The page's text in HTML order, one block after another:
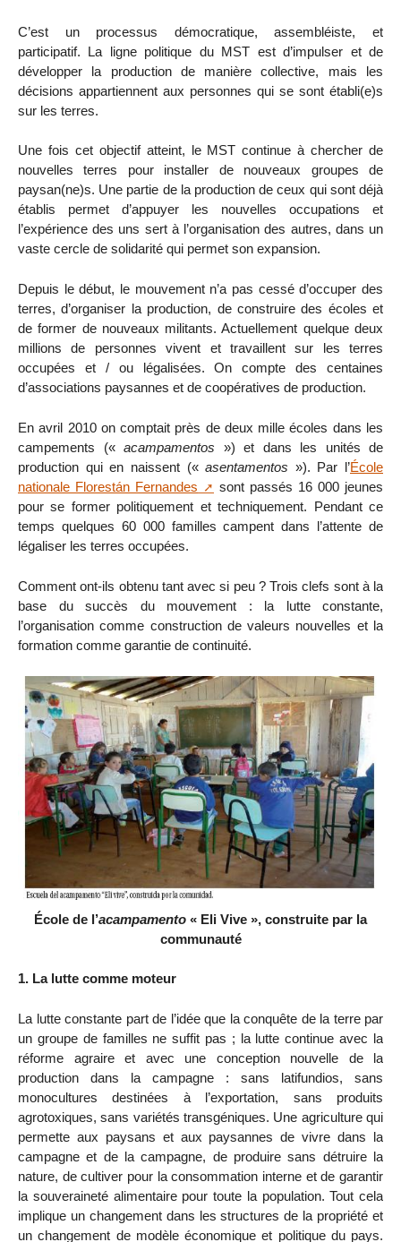
C’est un processus démocratique, assembléiste, et
participatif. La ligne politique du MST est d’impulser et de
développer la production de manière collective, mais les
décisions appartiennent aux personnes qui se sont établi(e)s
sur les terres.
Une fois cet objectif atteint, le MST continue à chercher de
nouvelles terres pour installer de nouveaux groupes de
paysan(ne)s. Une partie de la production de ceux qui sont déjà
établis permet d’appuyer les nouvelles occupations et
l’expérience des uns sert à l’organisation des autres, dans un
vaste cercle de solidarité qui permet son expansion.
Depuis le début, le mouvement n’a pas cessé d’occuper des
terres, d’organiser la production, de construire des écoles et
de former de nouveaux militants. Actuellement quelque deux
millions de personnes vivent et travaillent sur les terres
occupées et / ou légalisées. On compte des centaines
d’associations paysannes et de coopératives de production.
En avril 2010 on comptait près de deux mille écoles dans les
campements (« acampamentos ») et dans les unités de
production qui en naissent («asentamentos »). Par l’École
nationale Florestán Fernandes
sont passés 16 000 jeunes
pour se former politiquement et techniquement. Pendant ce
temps quelques 60 000 familles campent dans l’attente de
légaliser les terres occupées.
Comment ont-ils obtenu tant avec si peu ? Trois clefs sont à la
base du succès du mouvement : la lutte constante,
l’organisation comme construction de valeurs nouvelles et la
formation comme garantie de continuité.
École de l’acampamento « Eli Vive », construite par la
communauté
1. La lutte comme moteur
La lutte constante part de l’idée que la conquête de la terre par
un groupe de familles ne suffit pas ; la lutte continue avec la
réforme agraire et avec une conception nouvelle de la
production dans la campagne : sans latifundios, sans
monocultures destinées à l’exportation, sans produits
agrotoxiques, sans variétés transgéniques. Une agriculture qui
permette aux paysans et aux paysannes de vivre dans la
campagne et de la campagne, de produire sans détruire la
nature, de cultiver pour la consommation interne et de garantir
la souveraineté alimentaire pour toute la population. Tout cela
implique un changement dans les structures de la propriété et
un changement de modèle économique et politique du pays.